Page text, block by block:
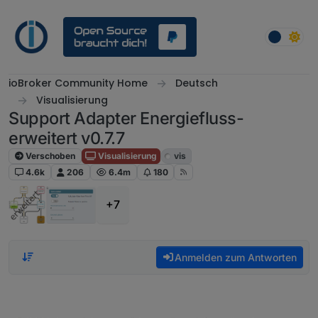
ioBroker Community Home
Deutsch
Visualisierung
Support Adapter Energiefluss-
erweitert v0.7.7
Verschoben Visualisierung
vis
4.6k
206 6.4m 180
+7
Anmelden zum Antworten